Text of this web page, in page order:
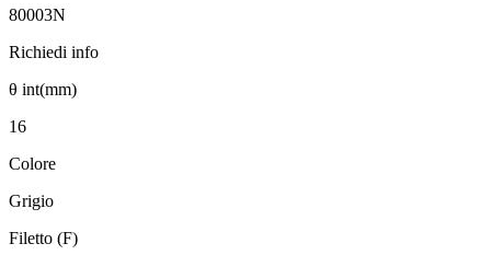
80003N
Richiedi info
θ int(mm)
16
Colore
Grigio
Filetto (F)